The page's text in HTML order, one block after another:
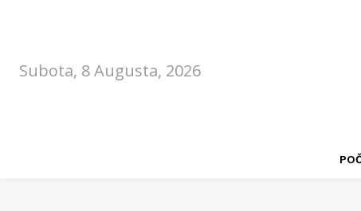
Subota, 8 Augusta, 2026